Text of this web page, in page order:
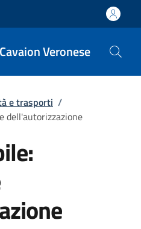
Veronese
e trasporti /
dell'autorizzazione